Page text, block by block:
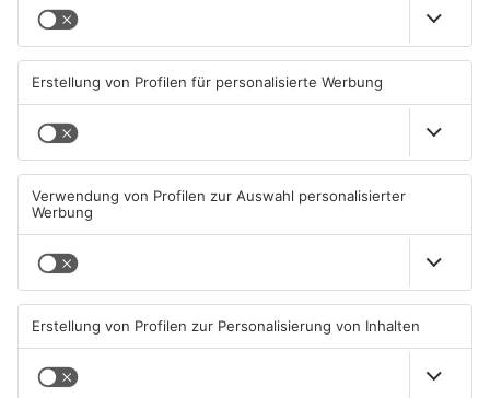
Standort
Schaafheim